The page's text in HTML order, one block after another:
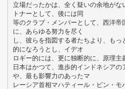
立場だったかは、全く疑いの余地が
トナーとして、後には同
等のクラブ・メンバーとして、西洋帝
に、あらゆる努力を尽く
し、彼らを指図する者たちより、も
的になろうとし、イデオ
ロギー的には、更に独断的に、原理主
日本はかつて、進歩的インドネシア
や、最も影響力のあったマ
レーシア首相マハティール・ビン・モ